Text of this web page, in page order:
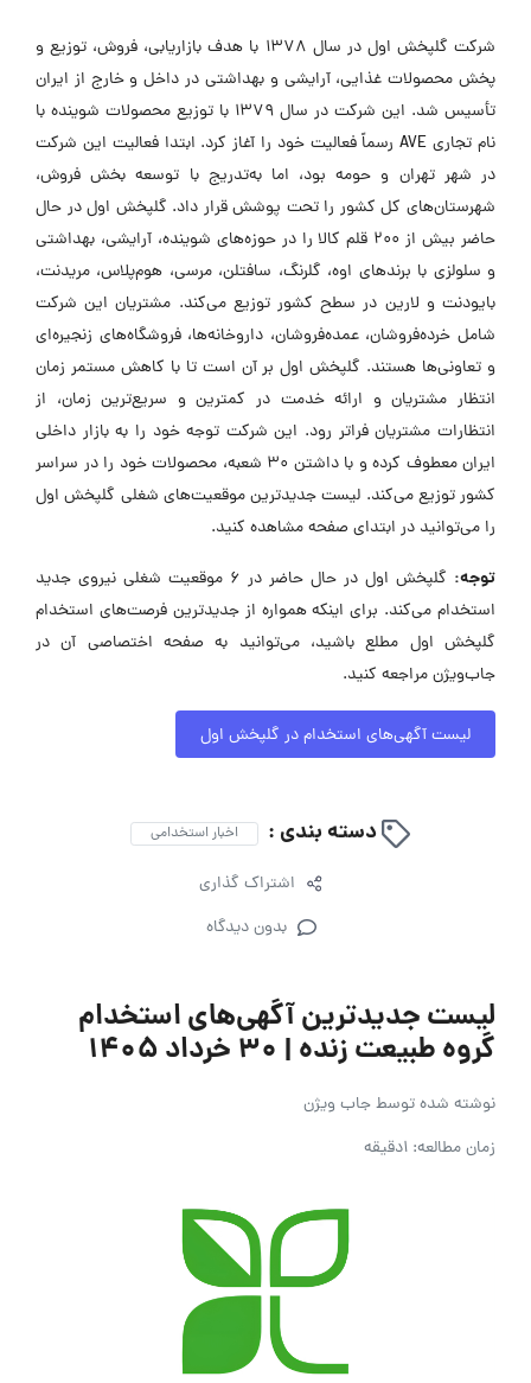
شرکت گلپخش اول در سال 1378 با هدف بازاریابی، فروش، توزیع و
پخش محصولات غذایی، آرایشی و بهداشتی در داخل و خارج از ایران
تأسیس شد. این شرکت در سال 1379 با توزیع محصولات شوینده با
نام تجاری AVE رسماً فعالیت خود را آغاز کرد. ابتدا فعالیت این شرکت
در شهر تهران و حومه بود، اما به‌تدریج با توسعه بخش فروش،
شهرستان‌های کل کشور را تحت پوشش قرار داد. گلپخش اول در حال
حاضر بیش از 200 قلم کالا را در حوزه‌های شوینده، آرایشی، بهداشتی
و سلولزی با برندهای اوه، گلرنگ، سافتلن، مرسی، هوم‌پلاس، مریدنت،
بایودنت و لارین در سطح کشور توزیع می‌کند. مشتریان این شرکت
شامل خرده‌فروشان، عمده‌فروشان، داروخانه‌ها، فروشگاه‌های زنجیره‌ای
و تعاونی‌ها هستند. گلپخش اول بر آن است تا با کاهش مستمر زمان
انتظار مشتریان و ارائه خدمت در کمترین و سریع‌ترین زمان، از
انتظارات مشتریان فراتر رود. این شرکت توجه خود را به بازار داخلی
ایران معطوف کرده و با داشتن 30 شعبه، محصولات خود را در سراسر
کشور توزیع می‌کند. لیست جدیدترین موقعیت‌های شغلی گلپخش اول
را می‌توانید در ابتدای صفحه مشاهده کنید.
توجه:
گلپخش اول در حال حاضر در ۶ موقعیت شغلی نیروی جدید
استخدام می‌کند. برای اینکه همواره از جدیدترین فرصت‌های استخدام
گلپخش اول مطلع باشید، می‌توانید به صفحه اختصاصی آن در
جاب‌ویژن مراجعه کنید.
لیست آگهی‌های استخدام در گلپخش اول
دسته بندی : اخبار استخدامی
اشتراک گذاری
بدون دیدگاه
لیست جدیدترین آگهی‌های استخدام
گروه طبیعت زنده | ۳۰ خرداد ۱۴۰۵
نوشته شده توسطجاب ویژن
زمان مطالعه: 1دقیقه